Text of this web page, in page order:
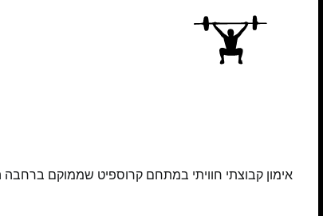
אימון קבוצתי חוויתי במתחם קרוספיט שממוקם ברחבה